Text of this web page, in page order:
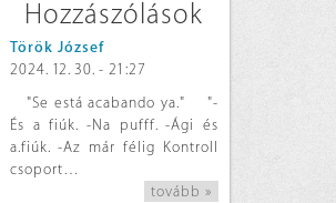
Hozzászólások
Török József
2024. 12. 30. - 21:27
"Se está acabando ya." "-
És a fiúk. -Na pufff. -Ági és
a.fiúk. -Az már félig Kontroll
csoport…
tovább »